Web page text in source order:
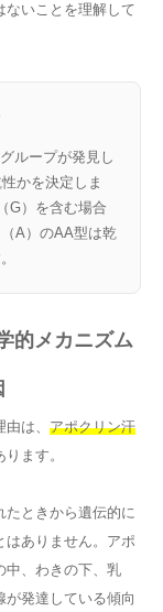
ないことを理解して
ループが発見し
かを決定しま
G）を含む場合
A）のAA型は乾
的メカニズム
は、 アポクリン汗
ます。
たときから遺伝的に
はありません。アポ
中、わきの下、乳
発達している傾向